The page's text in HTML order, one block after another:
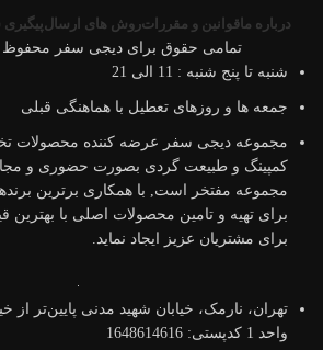
درباره ما قوانین و مقرراتروش های ارسال
تمامی حقوق برای دیجی سفر محفوظ
شنبه تا پنج شنبه : 11 الی 21
جمعه ها و روزهای تعطیل با هماهنگی قبلی
مجموعه دیجی سفر عرضه کننده محصولات
کمپینگ و طبیعت گردی بصورت حضوری و
مجموعه مفتخر است, با همکاری برترین
برای تهیه و تامین محصولات اصلی با بهترین
برای مشتریان عزیز ایجاد نماید.
واحد 1 کدپستی: 1648614616